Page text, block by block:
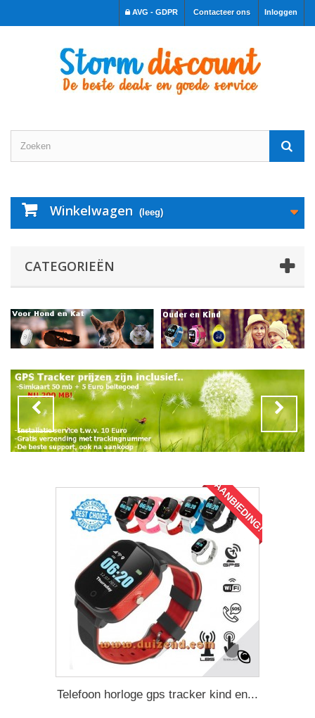
Inloggen
Contacteer ons
AVG - GDPR
Winkelwagen (leeg)
CATEGORIEËN
AANBIEDING!
Telefoon horloge gps tracker kind en...